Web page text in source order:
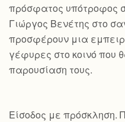
πρόσφατος υπότροφος
Γιώργος Βενέτης στο
προσφέρουν μια
γέφυρες στο κοινό που
παρουσίαση τους.
Είσοδος με πρόσκληση.